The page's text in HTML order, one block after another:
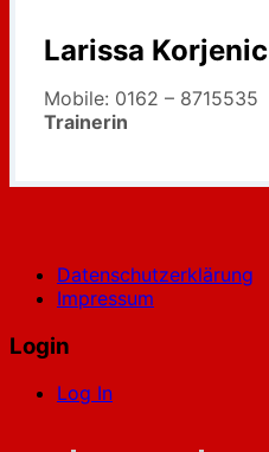
Larissa Korjenic
Mobile: 0162 – 8715535
Trainerin
Datenschutzerklärung
Impressum
Login
Log In